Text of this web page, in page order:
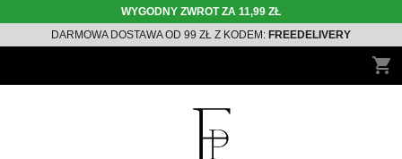
WYGODNY ZWROT ZA 11,99 ZŁ
DARMOWA DOSTAWA OD 99 ZŁ Z KODEM: FREEDELIVERY
shopping_cart